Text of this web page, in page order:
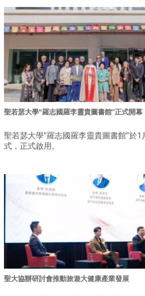
聖若瑟大學"羅志國羅李靈貴圖書館”正式開幕
聖若瑟大學”羅志國羅李靈貴圖書館”於
式，正式啟用。
聖大協辦研討會推動旅遊大健康產業發展